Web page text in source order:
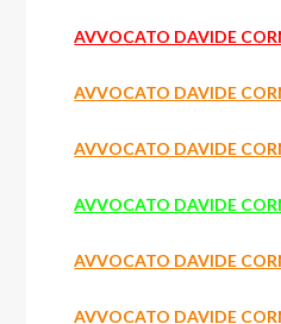
AVVOCATO DAVIDE
AVVOCATO DAVIDE
AVVOCATO DAVIDE
AVVOCATO DAVIDE
AVVOCATO DAVIDE
AVVOCATO DAVIDE